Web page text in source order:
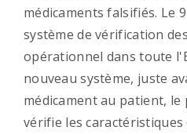
médicaments falsifiés. Le
système de vérification
opérationnel dans toute
nouveau système, juste
médicament au patient, le
vérifie les caractéristiques